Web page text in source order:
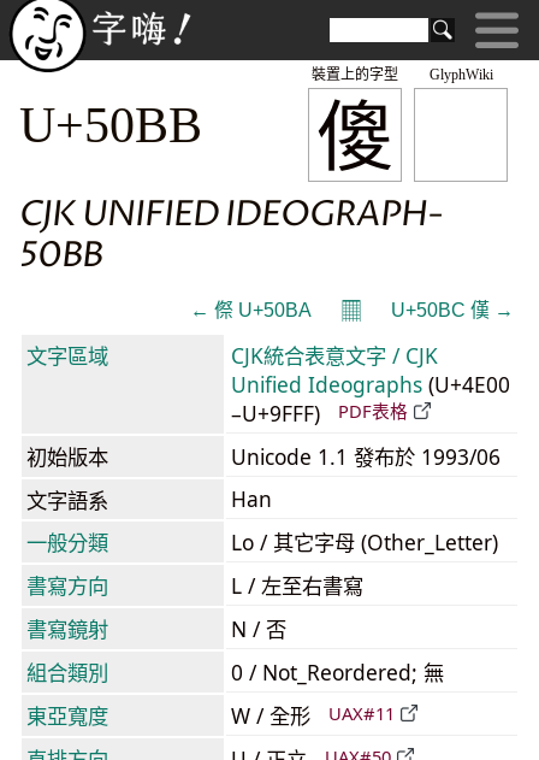
GlyphWiki
傻
裝置上的字型
U+50BB
CJK UNIFIED IDEOGRAPH-
50BB
← 傺 U+50BA 𝄜 U+50BC 傼 →
文字區域
CJK統合表意文字 / CJK
Unified Ideographs (U+4E00
–U+9FFF)
PDF表格
初始版本
Unicode 1.1 發布於 1993/06
文字語系
Han
一般分類
Lo / 其它字母 (Other_Letter)
書寫方向
L / 左至右書寫
書寫鏡射
N / 否
組合類別
0 / Not_Reordered; 無
東亞寬度
W / 全形 UAX#11